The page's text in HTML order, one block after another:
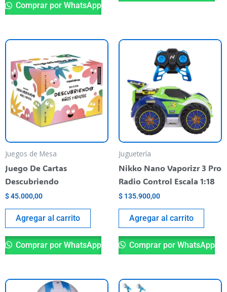
Comprar por WhatsApp
Juegos de Mesa
Juego De Cartas
Descubriendo
$45.000,00
Agregar al carrito
Comprar por WhatsApp
Juguetería
Nikko Nano Vaporizr 3 Pro
Radio Control Escala 1:18
$ 135.900,00
Agregar al carrito
Comprar por WhatsApp
Este